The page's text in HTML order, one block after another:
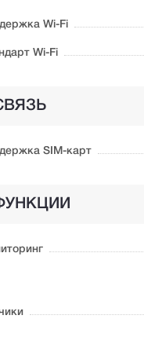
Wi-Fi
Wi-Fi
SIM-карт